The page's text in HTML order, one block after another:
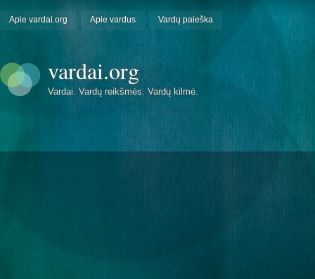
Apie vardai.org Apie vardus Vardų paieška
vardai.org
Vardai. Vardų reikšmės. Vardų kilmė.